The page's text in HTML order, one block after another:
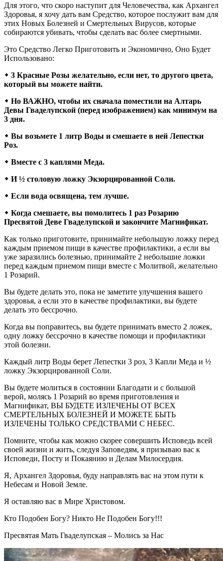
Для этого, что скоро наступит для Человечества, как Архангел
Здоровья, я хочу дать вам Средство, которое послужит вам для
этих Новых Болезней и Смертельных Вирусов, которые
собираются убивать, чтобы сделать вас более смертными.
Это Средство Легко Приготовить и Экономично, Оно Будет
Использовано:
᛭ 3 Красные Розы желательно, если нет, то другого цвета,
который вы можете найти.
᛭ Но ВАЖНО, чтобы их сначала поместили на Алтарь
Девы Гваделупской (перед изображением) как минимум на
3 дня.
᛭ Вы возьмете 1 литр Воды и смешаете в ней Лепестки
Роз.
᛭ Вместе с 3 каплями Меда.
᛭ И ½ столовую ложку Экзорцированной Соли.
᛭ Если вода освящена, тем лучше.
᛭ Когда смешаете, вы помолитесь 1 раз Розарию
Пресвятой Деве Гваделупской и закончите Магнификат.
Как только приготовите, принимайте небольшую ложку перед
каждым приемом пищи в качестве профилактики, а если вы
уже заразились болезнью, принимайте 2 небольшие ложки
перед каждым приемом пищи вместе с Молитвой, желательно
1 Розарий.
Вы будете делать это, пока не заметите улучшения вашего
здоровья, а если это в качестве профилактики, вы будете
делать это бессрочно.
Когда вы поправитесь, вы будете принимать вместо 2 ложек,
одну ложку бессрочно в качестве помощи и профилактики
этой болезни.
Каждый литр Воды берет Лепестки 3 роз, 3 Капли Меда и ½
ложку Экзорцированной Соли.
Вы будете молиться в состоянии Благодати и с большой
верой, молясь 1 Розарий во время приготовления и
Магнификат, ВЫ БУДЕТЕ ИЗЛЕЧЕНЫ ОТ ВСЕХ
СМЕРТЕЛЬНЫХ БОЛЕЗНЕЙ И МОЖЕТЕ БЫТЬ
ИЗЛЕЧЕНЫ ТОЛЬКО СРЕДСТВАМИ С НЕБЕС.
Помните, чтобы как можно скорее совершить Исповедь всей
своей жизни и жить, следуя Заповедям, я призываю вас к
Исповеди, Посту и Покаянию и Делам Милосердия.
Я, Архангел Здоровья, буду направлять вас на этом пути к
Небесам и Новой Земле.
Я оставляю вас в Мире Христовом.
Кто Подобен Богу? Никто Не Подобен Богу!!!
Пресвятая Мать Гваделупская – Молись за Нас